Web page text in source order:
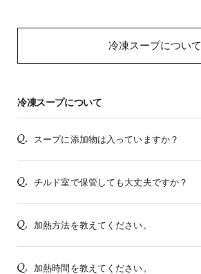
冷凍スープについて
冷凍スープについて
スープに添加物は入っていますか？
チルド室で保管しても大丈夫ですか？
加熱方法を教えてください。
加熱時間を教えてください。